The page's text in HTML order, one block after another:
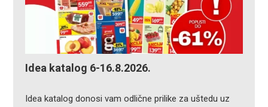
Idea katalog 6-16.8.2026.
Idea katalog donosi vam odlične prilike za uštedu uz